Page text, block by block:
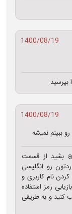
1400/08/19
بپرسید.
1400/08/19
ببینم نمیشه
با سلام. وارد سایت adliran.ir بشید از قسمت
رو انگلیسی
نام کاربری و
رمز استفاده
کنید و به طریقی